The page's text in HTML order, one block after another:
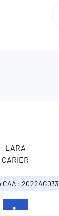
LARA
CARIER
CAA : 2022AG033